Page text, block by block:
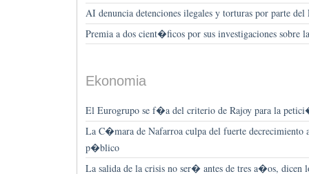
AI denuncia detenciones ilegales y torturas por parte
Premia a dos cient�ficos por sus investigaciones sobre
Ekonomia
El Eurogrupo se f�a del criterio de Rajoy para la
La C�mara de Nafarroa culpa del fuerte decrecimiento
p�blico
La salida de la crisis no ser� antes de tres a�os, dicen